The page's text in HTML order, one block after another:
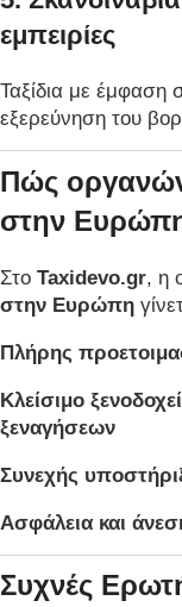
εμπειρίες
Ταξίδια με έμφαση
εξερεύνηση του
Πώς
στην
Στο Taxidevo.gr, η
στην Ευρώπη
Πλήρης
Κλείσιμο
ξεναγήσεων
Συνεχής
Ασφάλεια και
Συχνές